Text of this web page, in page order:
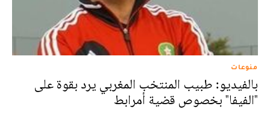
منوعات
بالفيديو: طبيب المنتخب المغربي يرد بقوة على
"الفيفا" بخصوص قضية أمرابط